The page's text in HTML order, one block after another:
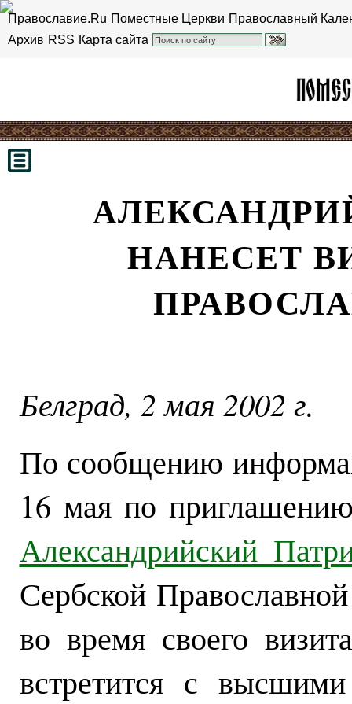
Православие.Ru Поместные Церкви Православный
Архив RSS Карта сайта
НАНЕСЕТ
Белград, 2 мая 2002 г.
По сообщению
16 мая по
Александрийский
Сербской
во время своего
встретится с